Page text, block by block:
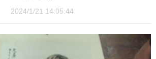
2024/1/21 14:05:44